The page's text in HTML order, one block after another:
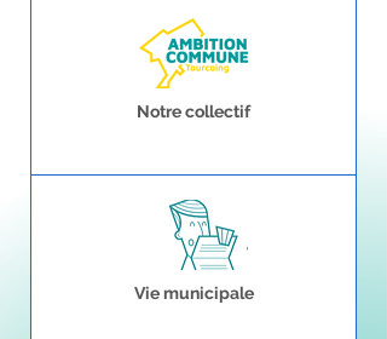
Notre collectif
Vie municipale